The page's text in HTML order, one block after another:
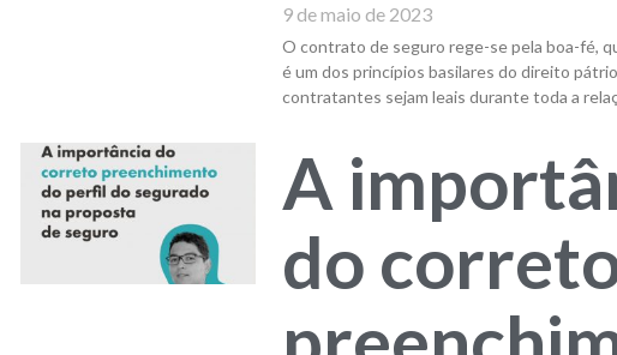
9 de maio de 2023
O contrato de seguro rege-se pela boa-fé,
é um dos princípios basilares do direito
contratantes sejam leais durante toda a
A
do